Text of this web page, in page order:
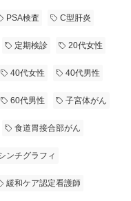
PSA検査 C型肝炎
定期検診 20代女性
40代女性 40代男性
60代男性 子宮体がん
食道胃接合部がん
ンチグラフィ
緩和ケア認定看護師